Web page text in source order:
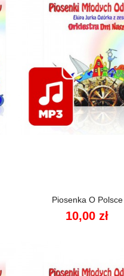
Piosenka O Polsce
10,00 zł
Szybki podgląd